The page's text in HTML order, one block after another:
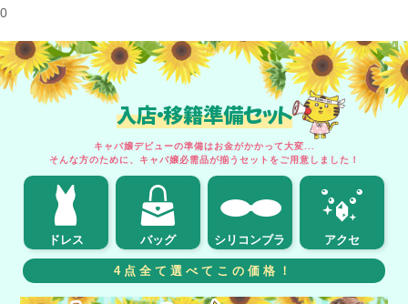
0
入店・移籍準備セット
キャバ嬢デビューの準備はお金がかかって大変...
そんな方のために、キャバ嬢必需品が揃うセットをご用意しました！
ドレス バッグ シリコンブラ アクセ
4点全て選べてこの価格！